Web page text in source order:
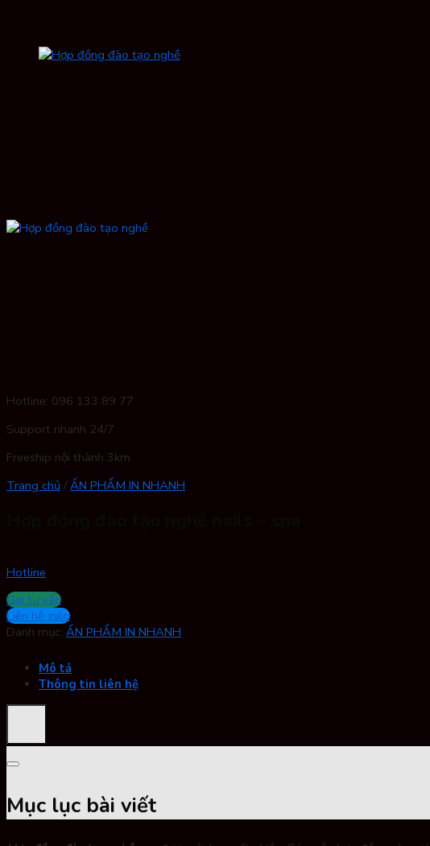
Hotline: 096 133 89 77
Support nhanh 24/7
Freeship nội thành 3km
Trang chủ / ẤN PHẨM IN NHANH
Hotline
Gọi tư vấn
Liên hệ zalo
Danh mục: ẤN PHẨM IN NHANH
Mô tả
Thông tin liên hệ
Mục lục bài viết